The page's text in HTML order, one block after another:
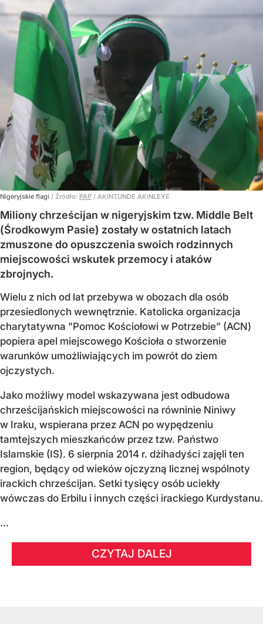
Nigeryjskie flagi / Źródło: PAP / AKINTUNDE AKINLEYE
Miliony chrześcijan w nigeryjskim tzw. Middle Belt
(Środkowym Pasie) zostały w ostatnich latach
zmuszone do opuszczenia swoich rodzinnych
miejscowości wskutek przemocy i ataków
zbrojnych.
Wielu z nich od lat przebywa w obozach dla osób
przesiedlonych wewnętrznie. Katolicka organizacja
charytatywna "Pomoc Kościołowi w Potrzebie” (ACN)
popiera apel miejscowego Kościoła o stworzenie
warunków umożliwiających im powrót do ziem
ojczystych.
Jako możliwy model wskazywana jest odbudowa
chrześcijańskich miejscowości na równinie Niniwy
w Iraku, wspierana przez ACN po wypędzeniu
tamtejszych mieszkańców przez tzw. Państwo
Islamskie (IS). 6 sierpnia 2014 r. dżihadyści zajęli ten
region, będący od wieków ojczyzną licznej wspólnoty
irackich chrześcijan. Setki tysięcy osób uciekły
wówczas do Erbilu i innych części irackiego Kurdystanu.
...
CZYTAJ DALEJ